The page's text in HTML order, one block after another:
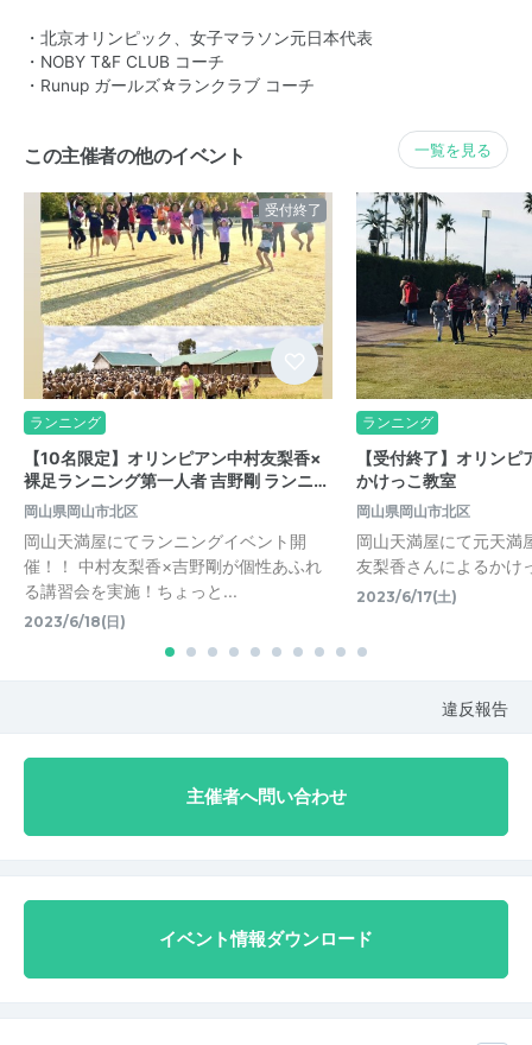
・北京オリンピック、女子マラソン元日本代表
・NOBY T&F CLUB コーチ
・Runup ガールズ☆ランクラブ コーチ
この主催者の他のイベント 一覧を見る
受付終了
ランニング
【10名限定】オリンピアン中村友梨香×
裸足ランニング第一人者 吉野剛 ランニ…
岡山県岡山市北区
岡山天満屋にてランニングイベント開
催！！ 中村友梨香×吉野剛が個性あふれ
る講習会を実施！ちょっと...
2023/6/18(日)
ランニング
【受付終了】オリン
かけっこ教室
岡山県岡山市北区
岡山天満屋にて元天満
友梨香さんによるかけ
2023/6/17(土)
違反報告
主催者へ問い合わせ
イベント情報ダウンロード